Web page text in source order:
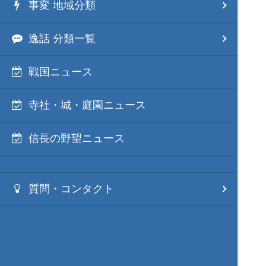
事変 地域分類
逸話 分類一覧
戦国ニュース
寺社・城・庭園ニュース
信長の野望ニュース
質問・コンタクト